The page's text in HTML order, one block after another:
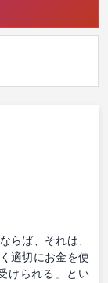
らば、それは、
適切にお金を使
けられる」とい